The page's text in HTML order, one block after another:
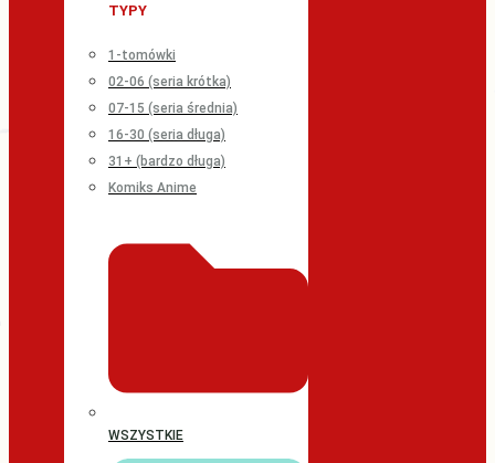
TYPY
1-tomówki
02-06 (seria krótka)
07-15 (seria średnia)
16-30 (seria długa)
31+ (bardzo długa)
Komiks Anime
WSZYSTKIE